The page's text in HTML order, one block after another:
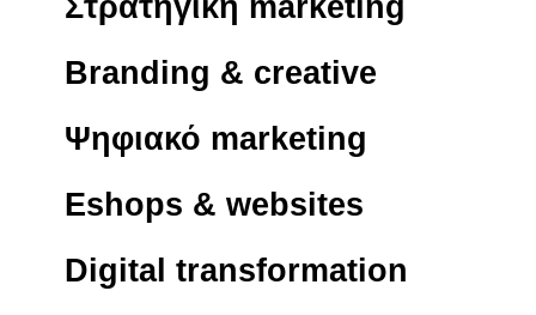
Branding & creative
Ψηφιακό marketing
Eshops & websites
Digital transformation